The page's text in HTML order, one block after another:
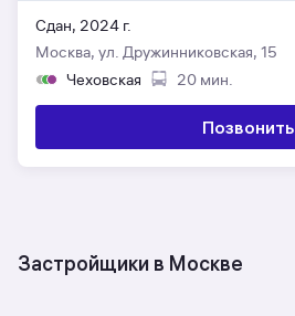
Сдан, 2024 г.
Москва, ул. Дружинниковская, 15
Чеховская
20 мин.
Позвонить
Застройщики в Москве